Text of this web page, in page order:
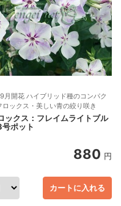
月開花 ハイブリッド種のコンパク
ロックス・美しい青の絞り咲き
ックス：フレイムライトブル
号ポット
880 円
カートに入れる